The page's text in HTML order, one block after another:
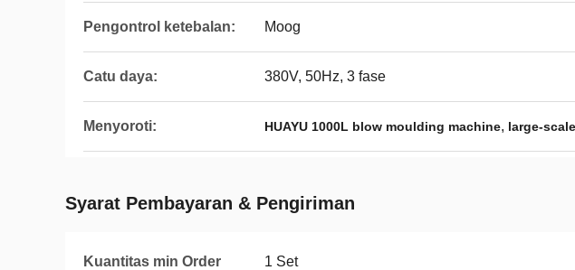
Pengontrol ketebalan: Moog
Catu daya: 380V, 50Hz, 3 fase
Menyoroti: HUAYU 1000L blow moulding machine, large-
Syarat Pembayaran & Pengiriman
Kuantitas min Order 1 Set